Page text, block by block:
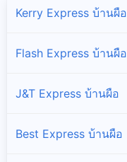
Kerry Express บ้านผือ
Flash Express บ้านผือ
J&T Express บ้านผือ
Best Express บ้านผือ